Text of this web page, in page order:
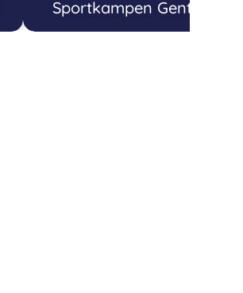
Sportkampen Gent